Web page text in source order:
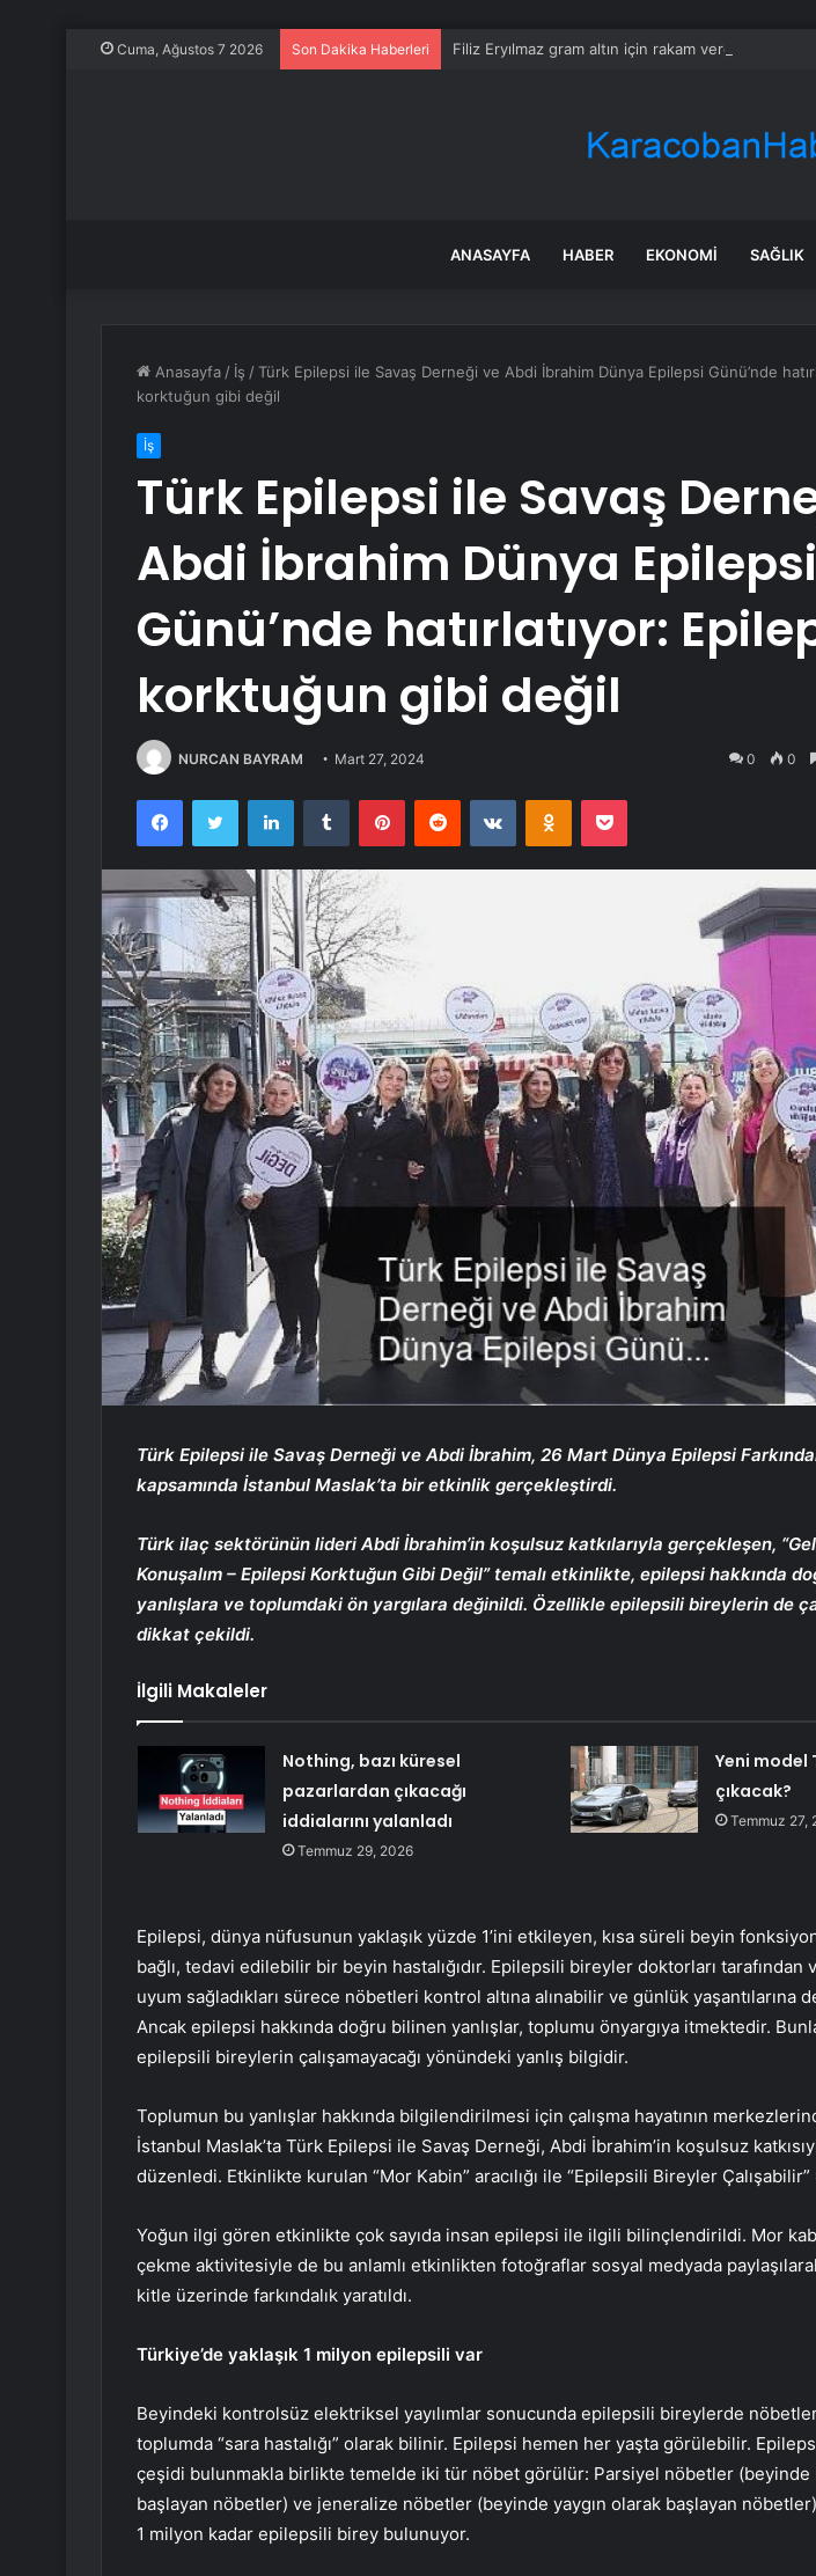
Cuma, Ağustos 7 2026 Son Dakika Haberleri Filiz Eryılmaz gram altın için rakam verdi: Yarın
ANASAYFA HABER EKONOMI SAĞLIK
Anasayfa / İş /Türk Epilepsi ile Savaş Derneği ve Abdi İbrahim Dünya Epilepsi Günü’nde
korktuğun gibi değil
İş
Türk Epilepsi ile Savaş
Abdi İbrahim Dünya Epilepsi
Günü’nde hatırlatıyor:
korktuğun gibi değil
NURCAN BAYRAM Mart 27, 2024 0 0
FacebookTwitter LinkedInTumblr PinterestReddit VKontakteOdnoklassniki
Pocket
Türk Epilepsi ile Savaş Derneği ve Abdi İbrahim, 26 Mart Dünya Epilepsi
kapsamında İstanbul Maslak’ta bir etkinlik gerçekleştirdi.
Türk ilaç sektörünün lideri Abdi İbrahim’in koşulsuz katkılarıyla gerçekleşen,
Konuşalım – Epilepsi Korktuğun Gibi Değil” temalı etkinlikte, epilepsi hakkında
yanlışlara ve toplumdaki ön yargılara değinildi. Özellikle epilepsili bireylerin de
dikkat çekildi.
İlgili Makaleler
Nothing, bazı küresel
pazarlardan çıkacağı
iddialarını yalanladı
Temmuz 29, 2026
Yeni model
çıkacak?
Temmuz 27,
Epilepsi, dünya nüfusunun yaklaşık yüzde 1’ini etkileyen, kısa süreli beyin
bağlı, tedavi edilebilir bir beyin hastalığıdır. Epilepsili bireyler doktorları tarafından
uyum sağladıkları sürece nöbetleri kontrol altına alınabilir ve günlük yaşantılarına
Ancak epilepsi hakkında doğru bilinen yanlışlar, toplumu önyargıya itmektedir.
epilepsili bireylerin çalışamayacağı yönündeki yanlış bilgidir.
Toplumun bu yanlışlar hakkında bilgilendirilmesi için çalışma hayatının
İstanbul Maslak’ta Türk Epilepsi ile Savaş Derneği, Abdi İbrahim’in koşulsuz
düzenledi. Etkinlikte kurulan “Mor Kabin” aracılığı ile “Epilepsili Bireyler Çalışabilir”
Yoğun ilgi gören etkinlikte çok sayıda insan epilepsi ile ilgili bilinçlendirildi. Mor
çekme aktivitesiyle de bu anlamlı etkinlikten fotoğraflar sosyal medyada
kitle üzerinde farkındalık yaratıldı.
Türkiye’de yaklaşık 1 milyon epilepsili var
Beyindeki kontrolsüz elektriksel yayılımlar sonucunda epilepsili bireylerde
toplumda “sara hastalığı” olarak bilinir. Epilepsi hemen her yaşta görülebilir.
çeşidi bulunmakla birlikte temelde iki tür nöbet görülür: Parsiyel nöbetler (beyinde
başlayan nöbetler) ve jeneralize nöbetler (beyinde yaygın olarak başlayan
1 milyon kadar epilepsili birey bulunuyor.